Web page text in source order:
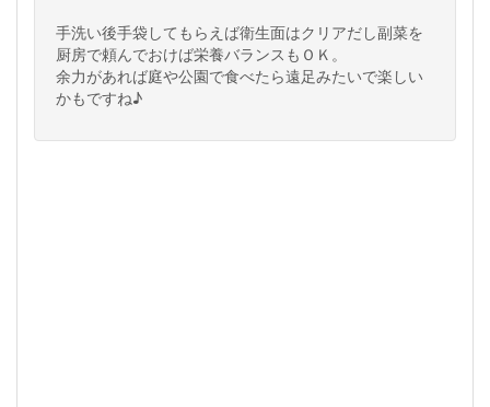
手洗い後手袋してもらえば衛生面はクリアだし副菜を
厨房で頼んでおけば栄養バランスもＯＫ。
余力があれば庭や公園で食べたら遠足みたいで楽しい
かもですね♪